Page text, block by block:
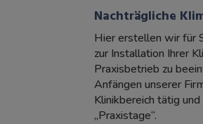
Nachträgliche
Hier erstellen wir für
zur Installation Ihrer
Praxisbetrieb zu
Anfängen unserer
Klinikbereich tätig
„Praxistage“.